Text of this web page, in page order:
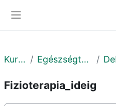
Kurzusok Egészségtudományi Kar
Fizioterapia_ideig